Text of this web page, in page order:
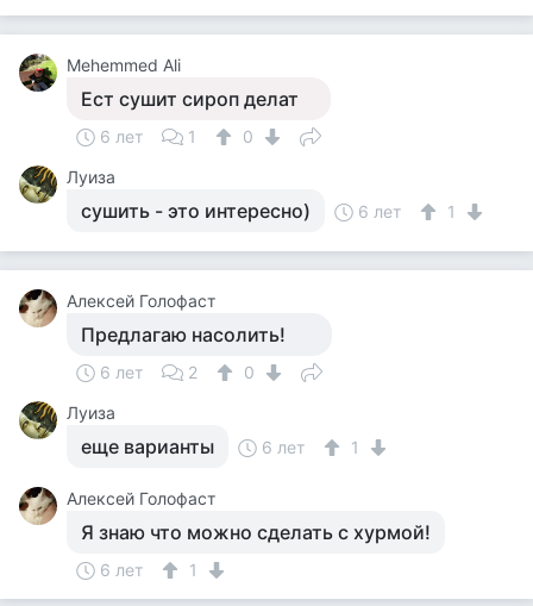
Mehemmed Ali
Ест сушит сироп делат
6 лет 1
0
Луиза
сушить - это интересно) 6 лет 1
Алексей Голофаст
Предлагаю насолить!
6 лет 2
0
Луиза
еще варианты 6 лет 1
Алексей Голофаст
Я знаю что можно сделать с хурмой!
6 лет 1